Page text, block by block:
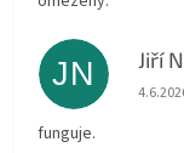
JN Jiří
funguje.